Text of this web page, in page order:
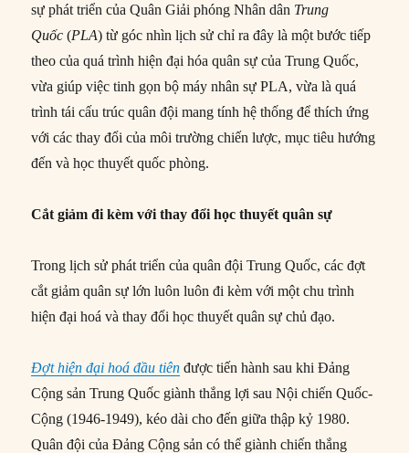
sự phát triển của Quân Giải phóng Nhân dân Trung
Quốc (PLA) từ góc nhìn lịch sử chỉ ra đây là một bước tiếp
theo của quá trình hiện đại hóa quân sự của Trung Quốc,
vừa giúp việc tinh gọn bộ máy nhân sự PLA, vừa là quá
trình tái cấu trúc quân đội mang tính hệ thống để thích ứng
với các thay đổi của môi trường chiến lược, mục tiêu hướng
đến và học thuyết quốc phòng.
Cắt giảm đi kèm với thay đổi học thuyết quân sự
Trong lịch sử phát triển của quân đội Trung Quốc, các đợt
cắt giảm quân sự lớn luôn luôn đi kèm với một chu trình
hiện đại hoá và thay đổi học thuyết quân sự chủ đạo.
Đợt hiện đại hoá đầu tiên được tiến hành sau khi Đảng
Cộng sản Trung Quốc giành thắng lợi sau Nội chiến Quốc-
Cộng (1946-1949), kéo dài cho đến giữa thập kỷ 1980.
Quân đội của Đảng Cộng sản có thể giành chiến thắng